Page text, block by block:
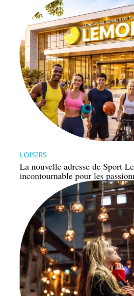
LOISIRS
La nouvelle adresse de Sport
incontournable pour les